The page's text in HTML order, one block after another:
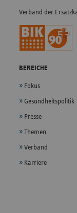
Verband der
BEREICHE
Fokus
Gesundheitspolitik
Presse
Themen
Verband
Karriere